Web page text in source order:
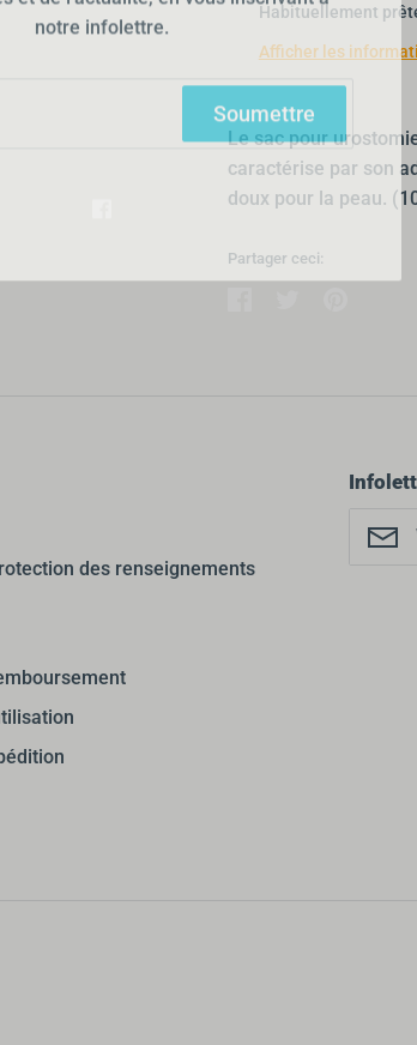
Habituellement
Afficher les
Le sac pour
caractérise par son
doux pour la peau.
Partager ceci:
des renseignements